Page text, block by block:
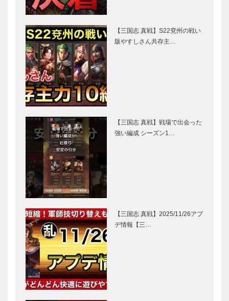
【三国志 真戦】S22兗州の戦い
版やすしさん共存主…
【三国志 真戦】戦場で出会った
強い編成 シーズン1…
【三国志 真戦】2025/11/26アプ
デ情報【三…